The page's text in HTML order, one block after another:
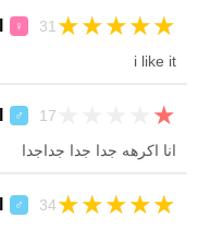
♀ 31 عاماً 23-05-2013 ★
★
★
★
★
i like it
♂ 17 عاماً 17-07-2013 ★
انا اكرهه جدا جدا جداجدا
♂ 34 عاماً 25-08-2013 ★
★
★
★
★